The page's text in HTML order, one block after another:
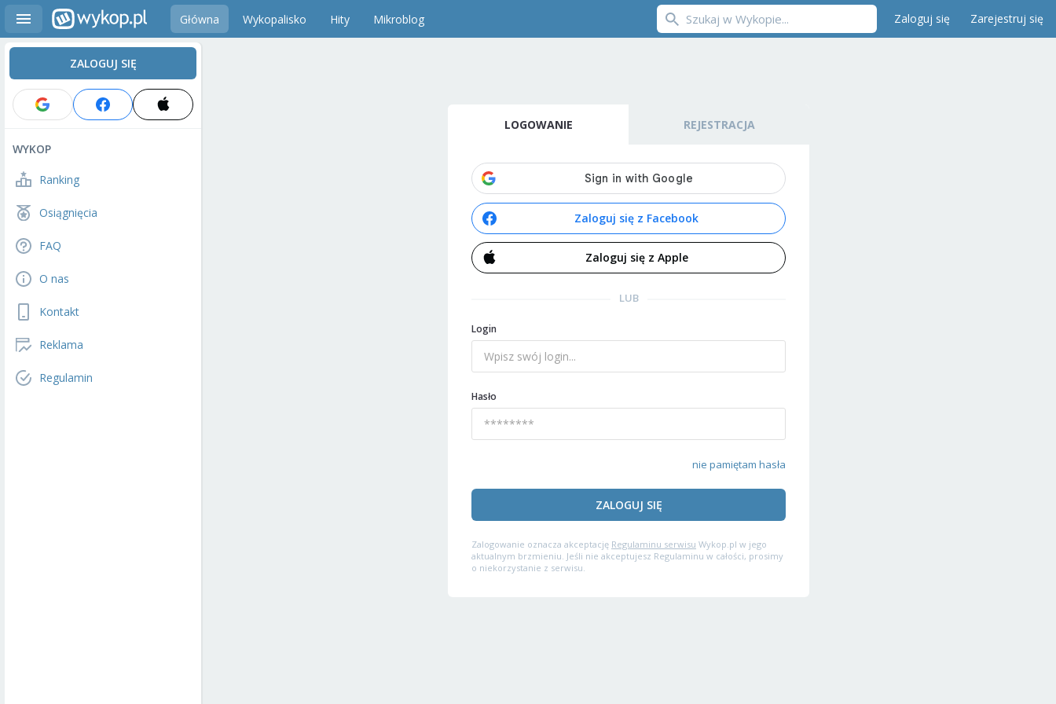
Główna Wykopalisko Hity Mikroblog Zaloguj się Zarejestruj się
ZALOGUJ SIĘ
WYKOP
Ranking
Osiągnięcia
FAQ
O nas
Kontakt
Reklama
Regulamin
LOGOWANIE REJESTRACJA
Zaloguj się z Facebook
Zaloguj się z Apple
LUB
Login
Hasło
nie pamiętam hasła
ZALOGUJ SIĘ
Zalogowanie oznacza akceptację Regulaminu serwisu Wykop.pl w jego
aktualnym brzmieniu. Jeśli nie akceptujesz Regulaminu w całości, prosimy
o niekorzystanie z serwisu.